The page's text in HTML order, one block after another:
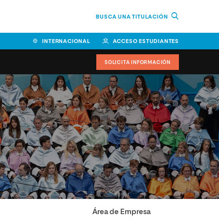
BUSCA UNA TITULACIÓN
INTERNACIONAL ACCESO ESTUDIANTES
SOLICITA INFORMACIÓN
Área de Empresa